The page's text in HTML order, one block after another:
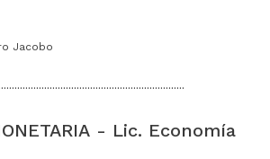
Jacobo
- Lic. Economía